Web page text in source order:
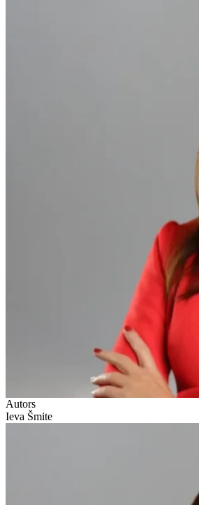
Autors
Ieva Šmite